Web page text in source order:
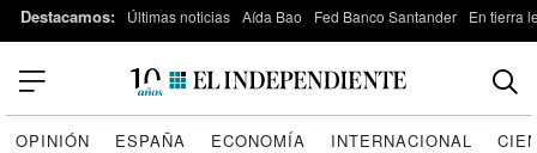
Destacamos: Últimas noticias Aída Bao Fed Banco Santander En tierra
OPINIÓN ESPAÑA ECONOMÍA INTERNACIONAL